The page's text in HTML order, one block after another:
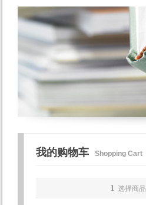
我的购物车 Shopping Cart
1 选择商品